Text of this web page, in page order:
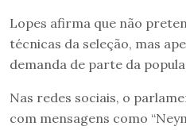
Lopes afirma que não
técnicas da seleção, mas
demanda de parte da
Nas redes sociais, o
com mensagens como